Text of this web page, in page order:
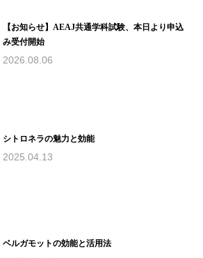
の専門家として、教育、研究、実践の場で幅広
く活躍。その経験と知識を活かし、心と体の健
【お知らせ】AEAJ共通学科試験、本日より申込
み受付開始
2026.08.06
シトロネラの魅力と効能
2025.04.13
ベルガモットの効能と活用法